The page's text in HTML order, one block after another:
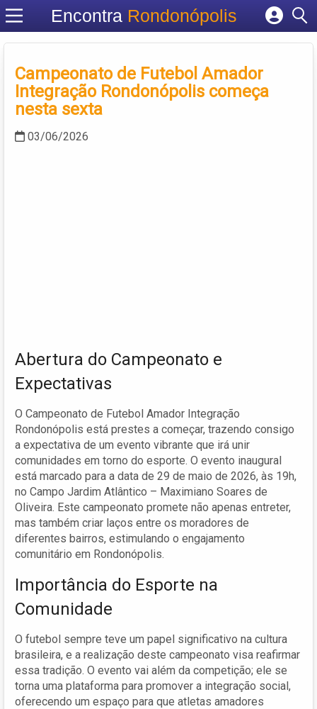
Encontra Rondonópolis
Cadastrar empresa
Criar conta
Campeonato de Futebol Amador
Integração Rondonópolis começa
nesta sexta
03/06/2026
Abertura do Campeonato e
Expectativas
O Campeonato de Futebol Amador Integração
Rondonópolis está prestes a começar, trazendo consigo
a expectativa de um evento vibrante que irá unir
comunidades em torno do esporte. O evento inaugural
está marcado para a data de 29 de maio de 2026, às 19h,
no Campo Jardim Atlântico – Maximiano Soares de
Oliveira. Este campeonato promete não apenas entreter,
mas também criar laços entre os moradores de
diferentes bairros, estimulando o engajamento
comunitário em Rondonópolis.
Importância do Esporte na
Comunidade
O futebol sempre teve um papel significativo na cultura
brasileira, e a realização deste campeonato visa reafirmar
essa tradição. O evento vai além da competição; ele se
torna uma plataforma para promover a integração social,
oferecendo um espaço para que atletas amadores